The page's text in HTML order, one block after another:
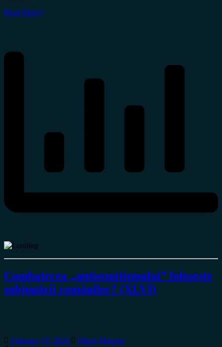
Read More
Combaterea „antisemitismului” folosește
subjugării românilor? (XLVI)
February 19, 2024
Miron Manega